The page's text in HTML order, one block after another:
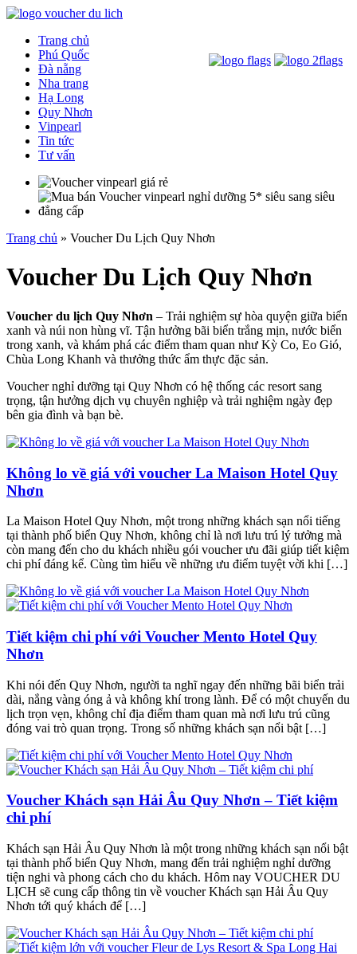
Trang chủ
Phú Quốc
Đà nẵng
Nha trang
Hạ Long
Quy Nhơn
Vinpearl
Tin tức
Tư vấn
Trang chủ » Voucher Du Lịch Quy Nhơn
Voucher Du Lịch Quy Nhơn
Voucher du lịch Quy Nhơn – Trải nghiệm sự hòa quyện giữa biển
xanh và núi non hùng vĩ. Tận hưởng bãi biển trắng mịn, nước biển
trong xanh, và khám phá các điểm tham quan như Kỳ Co, Eo Gió,
Chùa Long Khanh và thưởng thức ẩm thực đặc sản.
Voucher nghỉ dưỡng tại Quy Nhơn có hệ thống các resort sang
trọng, tận hưởng dịch vụ chuyên nghiệp và trải nghiệm ngày đẹp
bên gia đình và bạn bè.
Không lo về giá với voucher La Maison Hotel Quy
Nhơn
La Maison Hotel Quy Nhơn, một trong những khách sạn nổi tiếng
tại thành phố biển Quy Nhơn, không chỉ là nơi lưu trú lý tưởng mà
còn mang đến cho du khách nhiều gói voucher ưu đãi giúp tiết kiệm
chi phí đáng kể. Cùng tìm hiểu về những ưu điểm tuyệt vời khi […]
Tiết kiệm chi phí với Voucher Mento Hotel Quy
Nhơn
Khi nói đến Quy Nhơn, người ta nghĩ ngay đến những bãi biển trải
dài, nắng vàng óng ả và không khí trong lành. Để có một chuyến du
lịch trọn vẹn, không chỉ địa điểm tham quan mà nơi lưu trú cũng
đóng vai trò quan trọng. Trong số những khách sạn nổi bật […]
Voucher Khách sạn Hải Âu Quy Nhơn – Tiết kiệm
chi phí
Khách sạn Hải Âu Quy Nhơn là một trong những khách sạn nổi bật
tại thành phố biển Quy Nhơn, mang đến trải nghiệm nghỉ dưỡng
tiện nghi và phong cách cho du khách. Hôm nay VOUCHER DU
LỊCH sẽ cung cấp thông tin về voucher Khách sạn Hải Âu Quy
Nhơn tới quý khách để […]